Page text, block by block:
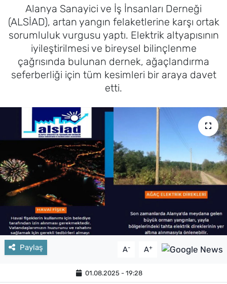
Alanya Sanayici ve İş İnsanları Derneği
(ALSİAD), artan yangın felaketlerine karşı ortak
sorumluluk vurgusu yaptı. Elektrik altyapısının
iyileştirilmesi ve bireysel bilinçlenme
çağrısında bulunan dernek, ağaçlandırma
seferberliği için tüm kesimleri bir araya davet
etti.
Paylaş A- A+
01.08.2025 - 19:28